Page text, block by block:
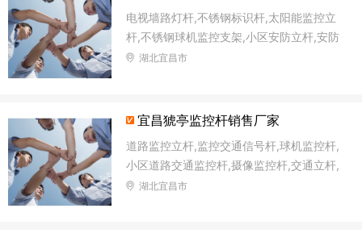
电视墙路灯杆,不锈钢标识杆,太阳能监控立
杆,不锈钢球机监控支架,小区安防立杆,安防
监控塔监控杆,太阳能监控杆,森林防火语音
湖北宜昌市
宜昌猇亭监控杆销售厂家
道路监控立杆,监控交通信号杆,球机监控杆,
小区道路交通监控杆,摄像监控杆,交通立杆,
摄像机立柱支架,电子监控杆
湖北宜昌市